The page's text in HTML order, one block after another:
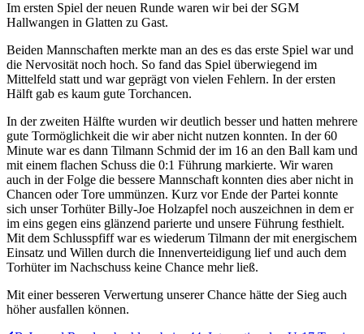
Im ersten Spiel der neuen Runde waren wir bei der SGM
Hallwangen in Glatten zu Gast.
Beiden Mannschaften merkte man an des es das erste Spiel war und
die Nervosität noch hoch. So fand das Spiel überwiegend im
Mittelfeld statt und war geprägt von vielen Fehlern. In der ersten
Hälft gab es kaum gute Torchancen.
In der zweiten Hälfte wurden wir deutlich besser und hatten mehrere
gute Tormöglichkeit die wir aber nicht nutzen konnten. In der 60
Minute war es dann Tilmann Schmid der im 16 an den Ball kam und
mit einem flachen Schuss die 0:1 Führung markierte. Wir waren
auch in der Folge die bessere Mannschaft konnten dies aber nicht in
Chancen oder Tore ummünzen. Kurz vor Ende der Partei konnte
sich unser Torhüter Billy-Joe Holzapfel noch auszeichnen in dem er
im eins gegen eins glänzend parierte und unsere Führung festhielt.
Mit dem Schlusspfiff war es wiederum Tilmann der mit energischem
Einsatz und Willen durch die Innenverteidigung lief und auch dem
Torhüter im Nachschuss keine Chance mehr ließ.
Mit einer besseren Verwertung unserer Chance hätte der Sieg auch
höher ausfallen können.